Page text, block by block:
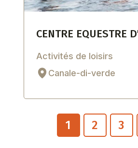
CENTRE EQUESTRE
Activités de loisirs
Canale-di-verde
1 2 3